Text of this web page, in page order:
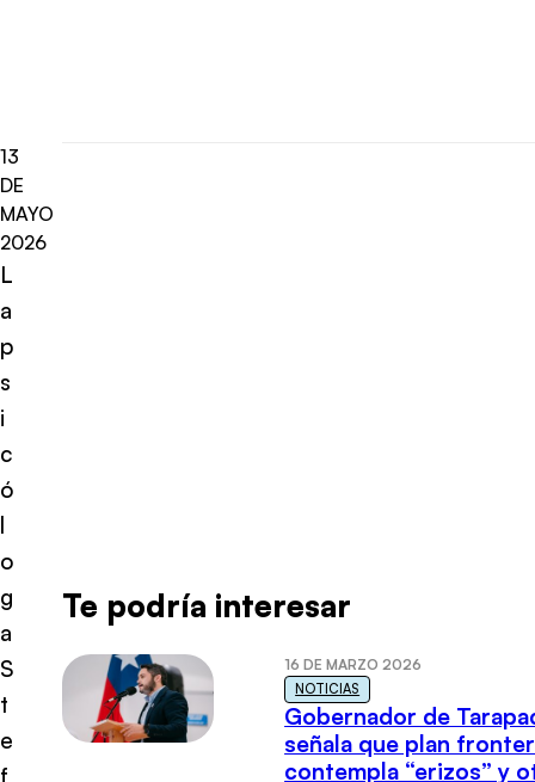
13
DE
MAYO
2026
L
a
p
s
i
c
ó
l
o
g
a
S
t
e
f
Te podría interesar
16 DE MARZO 2026
NOTICIAS
Gobernador de
señala que plan
contempla “erizos” y